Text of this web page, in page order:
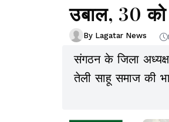
उबाल, 30 को
By Lagatar News
संगठन के जिला
तेली साहू समाज की